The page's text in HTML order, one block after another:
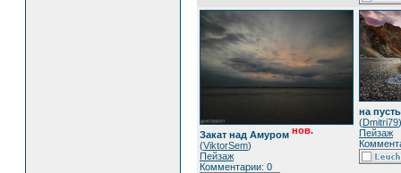
Закат над Амуром нов.
(ViktorSem)
Пейзаж
Комментарии: 0
на
(Dmitri79)
Пейзаж